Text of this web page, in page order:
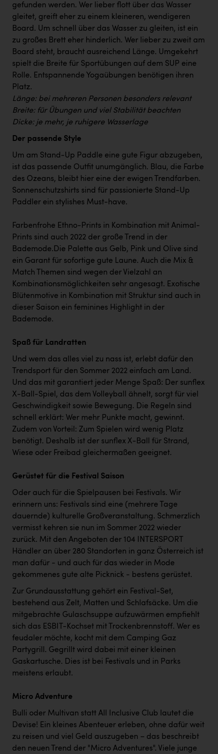
Dopgas
kunden basics
kontakt
gefunden werden. Wer lieber flott über das Wasser
gleitet, greift eher zu einem kleineren, wendigeren
Board. Um schnell über das Wasser zu gleiten, ist ein
zu großes Brett eher hinderlich. Wer lieber zu zweit am
Board steht, braucht ausreichend Länge. Umgekehrt
spielt die Breite für Sportübungen auf dem SUP eine
Rolle. Entspannende Yogaübungen benötigen ihren
Platz.
Länge: bei mehreren Personen besonders relevant
Breite: für Übungen und viel Stabilität beachten
Dicke: je mehr, je ruhigere Wasserlage
Der passende Style
Um am Stand-Up Paddle eine gute Figur abzugeben,
ist das passende Outfit unumgänglich. Blau, die Farbe
des Ozeans, bleibt hier eine der ewigen Trendfarben.
Sonnenschutzshirts sind für passionierte Stand-Up
Paddler ein stylishes Must-have.
Farbenfrohe Ethno-Prints in Kombination mit Animal-
Prints sind auch 2022 der große Trend in der
Bademode.Die Palette aus Gelb, Pink und Olive sind
ein Garant für sofortige gute Laune. Auch die Mix &
Match Themen sind wegen der Vielzahl an
Kombinationsmöglichkeiten sehr angesagt. Exotische
Blütenmotive in Kombination mit Struktur sind auch in
dieser Saison ein feminines Highlight in der
Bademode.
Spaß für Landratten
Und wem das alles viel zu nass ist, erlebt dafür den
Trendsport für den Sommer 2022 einfach am Land.
Und das mit garantiert jeder Menge Spaß: Der sunflex
X-Ball-Spiel, das dem Volleyball ähnelt, sorgt für viel
Geschwindigkeit sowie Bewegung. Die Regeln sind
schnell erklärt: Wer mehr Punkte macht, gewinnt.
Zudem von Vorteil: Zum Spielen wird wenig Platz
benötigt. Deshalb ist der sunflex X-Ball für Strand,
Wiese oder Freibad gleichermaßen geeignet.
Gerüstet für die Festival Saison
Oder auch für die Spielpausen bei Festivals. Wir
erinnern uns: Festivals sind eine (mehrere Tage
dauernde) kulturelle Großveranstaltung. Schmerzlich
vermisst kehren sie nun im Sommer 2022 wieder
zurück. Mit den Angeboten der 104 INTERSPORT
Händler an über 280 Standorten in ganz Österreich ist
man dafür - und auch für das wieder in Mode
gekommenes gute alte Picknick - bestens gerüstet.
Zur Grundausstattung gehört ein Festival-Set,
bestehend aus Zelt, Matten und Schlafsäcke. Um die
mitgebrachte Gulaschsuppe aufzuwärmen empfiehlt
sich das ESBIT-Kochset mit Trockenbrennstoff. Wer es
feudaler möchte, kocht mit dem Camping Gaz
Partygrill. Gegrillt wird dabei mit einer kleinen
Gaskartusche. Dies ist bei Festivals und in Parks
meistens erlaubt.
Micro Adventure
Bulli oder Multivan statt All Inclusive Club lautet die
Devise! Ein kleines Abenteuer erleben, ohne dafür weit
zu reisen und viel Geld auszugeben – das beschreibt
den neuen Trend der "Micro Adventures". Viele junge